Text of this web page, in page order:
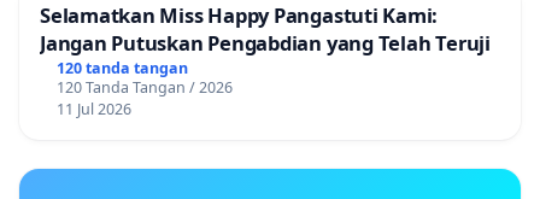
Selamatkan Miss Happy Pangastuti Kami:
Jangan Putuskan Pengabdian yang Telah Teruji
120 tanda tangan
120 Tanda Tangan / 2026
11 Jul 2026